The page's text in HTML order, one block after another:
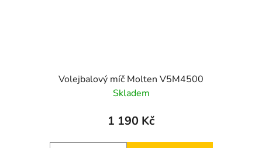
Volejbalový míč Molten V5M4500
Skladem
1 190 Kč